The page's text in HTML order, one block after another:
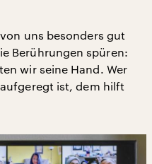
uns besonders gut
Berührungen spüren:
wir seine Hand. Wer
ist, dem hilft